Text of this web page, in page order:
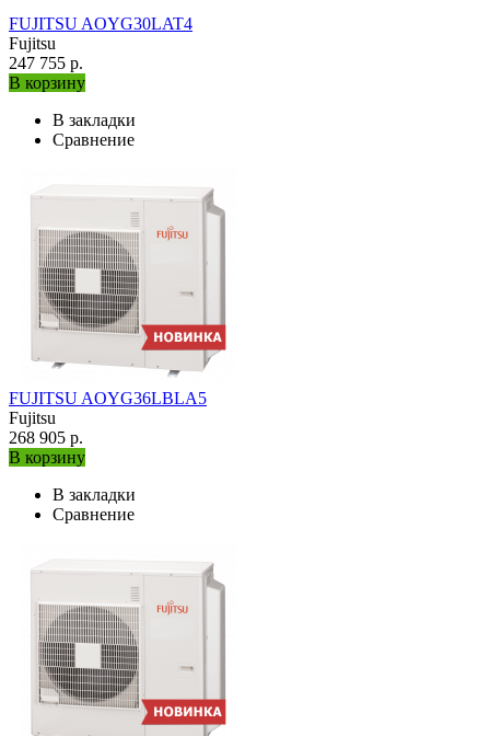
FUJITSU AOYG30LAT4
Fujitsu
247 755 р.
В корзину
В закладки
Сравнение
FUJITSU AOYG36LBLA5
Fujitsu
268 905 р.
В корзину
В закладки
Сравнение